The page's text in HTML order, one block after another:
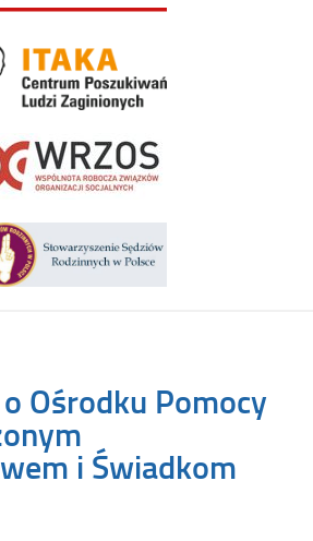
Ośrodku Pomocy
i Świadkom